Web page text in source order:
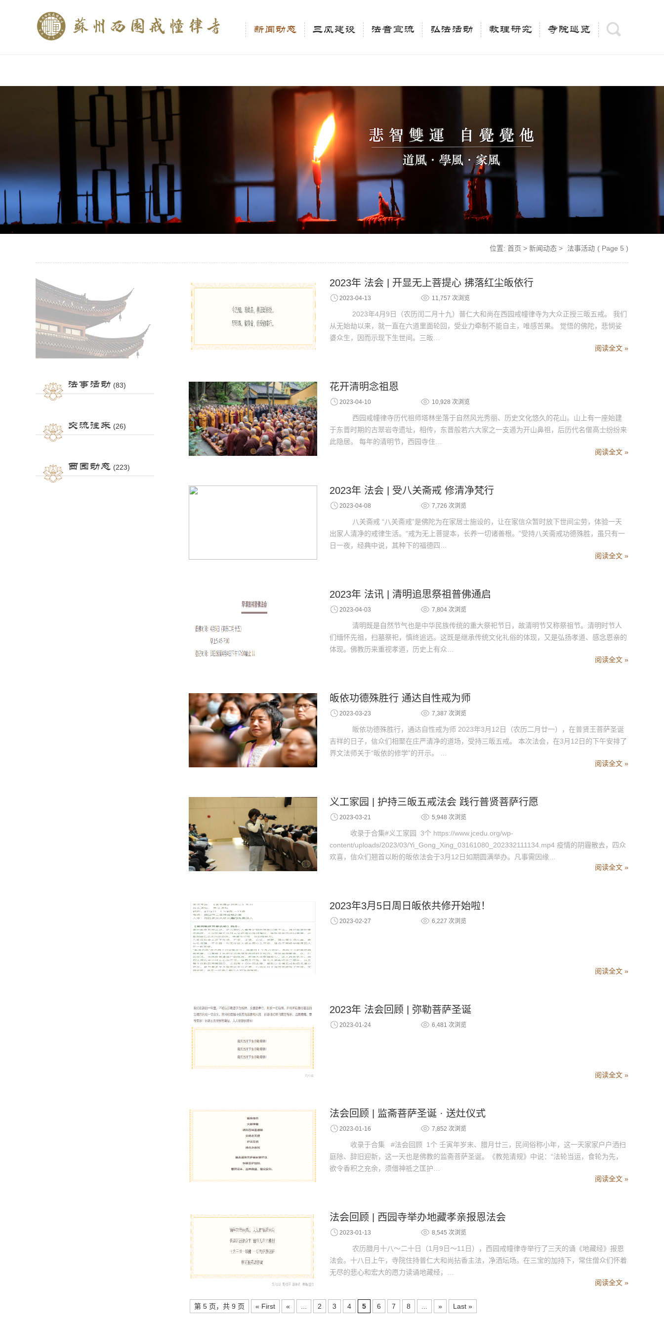
$description = category_description(); } elseif (is_tag()){ $keywords = single_tag_title('', false); $description = tag_description(); } $keywords = trim(strip_tags($keywords)); $description =
trim(strip_tags($description)); ?>
新闻动态 三风建设 法音宣流 弘法活动 教理研究 寺院巡览
位置: 首页 > 新闻动态 > 法事活动 ( Page 5 )
法事活动 (83)
交流往来 (26)
西园动态 (223)
2023年 法会 | 开显无上菩提心 拂落红尘皈依行
2023-04-13 11,757 次浏览
2023年4月9日（农历闰二月十九）普仁大和尚在西园戒幢律寺为大众正授三皈五戒。 我们
从无始劫以来，就一直在六道里面轮回，受业力牵制不能自主，唯感苦果。 觉悟的佛陀，悲悯娑
婆众生，因而示现下生世间。三皈…
阅读全文 »
花开清明念祖恩
2023-04-10 10,928 次浏览
西园戒幢律寺历代祖师塔林坐落于自然风光秀丽、历史文化悠久的花山。山上有一座始建
于东晋时期的古翠岩寺遗址，相传，东晋般若六大家之一支遁为开山鼻祖，后历代名僧高士纷纷来
此隐居。 每年的清明节，西园寺住…
阅读全文 »
2023年 法会 | 受八关斋戒 修清净梵行
2023-04-08 7,726 次浏览
八关斋戒 “八关斋戒”是佛陀为在家居士施设的，让在家信众暂时放下世间尘劳，体验一天
出家人清净的戒律生活。“戒为无上菩提本，长养一切诸善根。”受持八关斋戒功德殊胜，虽只有一
日一夜，经典中说，其种下的福德四…
阅读全文 »
2023年 法讯 | 清明追思祭祖普佛通启
2023-04-03 7,804 次浏览
清明既是自然节气也是中华民族传统的重大祭祀节日，故清明节又称祭祖节。清明时节人
们缅怀先祖，扫墓祭祀，慎终追远。这既是继承传统文化礼俗的体现，又是弘扬孝道、感念恩亲的
体现。佛教历来重视孝道，历史上有众…
阅读全文 »
皈依功德殊胜行 通达自性戒为师
2023-03-23 7,387 次浏览
皈依功德殊胜行，通达自性戒为师 2023年3月12日（农历二月廿一），在普贤王菩萨圣诞
吉祥的日子，信众们相聚在庄严清净的道场，受持三皈五戒。 本次法会，在3月12日的下午安排了
界文法师关于“皈依的修学”的开示。 …
阅读全文 »
义工家园 | 护持三皈五戒法会 践行普贤菩萨行愿
2023-03-21 5,948 次浏览
收录于合集#义工家园 3个 https://www.jcedu.org/wp-
content/uploads/2023/03/Yi_Gong_Xing_03161080_202332111134.mp4 疫情的阴霾散去，四众
欢喜，信众们翘首以盼的皈依法会于3月12日如期圆满举办。凡事需因缘…
阅读全文 »
2023年3月5日周日皈依共修开始啦！
2023-02-27 6,227 次浏览
阅读全文 »
2023年 法会回顾 | 弥勒菩萨圣诞
2023-01-24 6,481 次浏览
阅读全文 »
法会回顾 | 监斋菩萨圣诞 · 送灶仪式
2023-01-16 7,852 次浏览
收录于合集 #法会回顾 1个 壬寅年岁末、腊月廿三，民间俗称小年，这一天家家户户洒扫
庭除、辞旧迎新，这一天也是佛教的监斋菩萨圣诞。《教苑清规》中说：“法轮当运，食轮为先，
欲令香积之充余，须借神祗之匡护…
阅读全文 »
法会回顾 | 西园寺举办地藏孝亲报恩法会
2023-01-13 8,545 次浏览
农历腊月十八～二十日（1月9日～11日），西园戒幢律寺举行了三天的诵《地藏经》报恩
法会。十八日上午，寺院住持普仁大和尚拈香主法，净洒坛场。在三宝的加持下，常住僧众们怀着
无尽的悲心和宏大的愿力读诵地藏经，…
阅读全文 »
第 5 页，共 9 页 « First « 2 3 4 5 6 7 8 » Last »